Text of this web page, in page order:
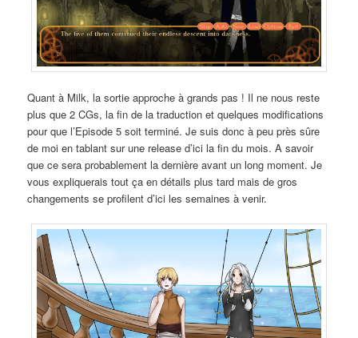
Quant à Milk, la sortie approche à grands pas ! Il ne nous reste
plus que 2 CGs, la fin de la traduction et quelques modifications
pour que l’Episode 5 soit terminé. Je suis donc à peu près sûre
de moi en tablant sur une release d’ici la fin du mois. A savoir
que ce sera probablement la dernière avant un long moment. Je
vous expliquerais tout ça en détails plus tard mais de gros
changements se profilent d’ici les semaines à venir.